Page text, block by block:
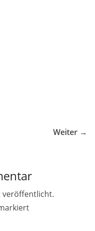
Weiter →
veröffentlicht.